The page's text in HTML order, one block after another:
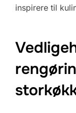
inspirere til